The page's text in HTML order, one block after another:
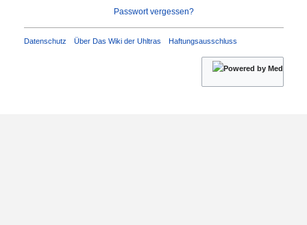
Passwort vergessen?
Datenschutz Über Das Wiki der Uhltras Haftungsausschluss